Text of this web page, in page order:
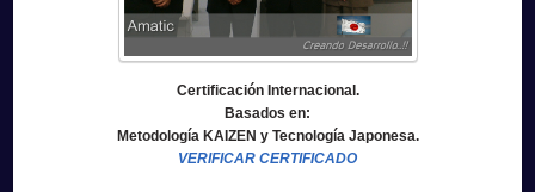
Certificación Internacional.
Basados en:
Metodología KAIZEN y Tecnología Japonesa.
VERIFICAR CERTIFICADO